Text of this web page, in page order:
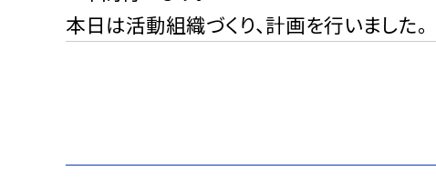
本日は活動組織づくり、計画を行いました。